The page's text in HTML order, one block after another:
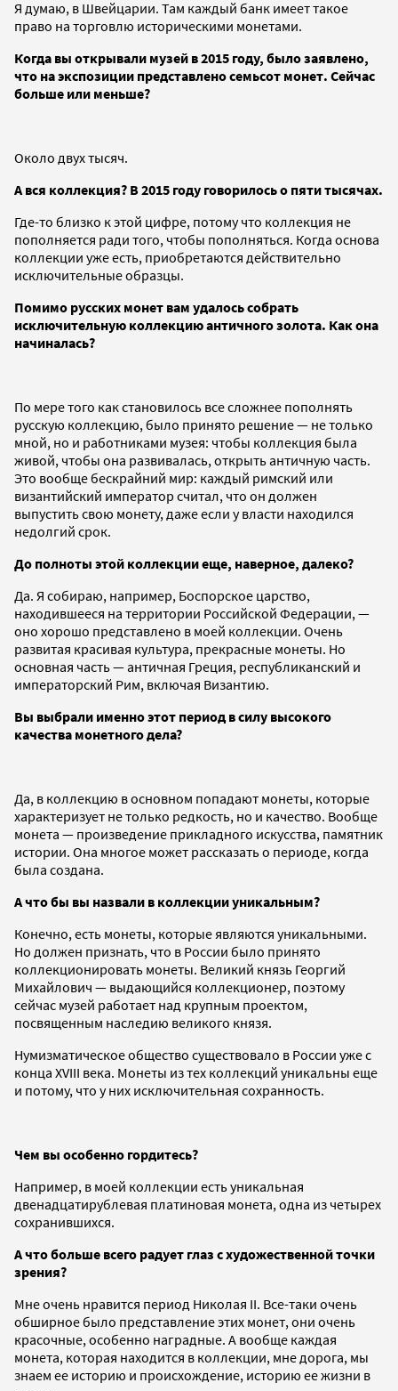
Я думаю, в Швейцарии. Там каждый банк имеет такое
право на торговлю историческими монетами.
Когда вы открывали музей в 2015 году, было заявлено,
что на экспозиции представлено семьсот монет. Сейчас
больше или меньше?
Около двух тысяч.
А вся коллекция? В 2015 году говорилось о пяти тысячах.
Где-то близко к этой цифре, потому что коллекция не
пополняется ради того, чтобы пополняться. Когда основа
коллекции уже есть, приобретаются действительно
исключительные образцы.
Помимо русских монет вам удалось собрать
исключительную коллекцию античного золота. Как она
начиналась?
По мере того как становилось все сложнее пополнять
русскую коллекцию, было принято решение — не только
мной, но и работниками музея: чтобы коллекция была
живой, чтобы она развивалась, открыть античную часть.
Это вообще бескрайний мир: каждый римский или
византийский император считал, что он должен
выпустить свою монету, даже если у власти находился
недолгий срок.
До полноты этой коллекции еще, наверное, далеко?
Да. Я собираю, например, Боспорское царство,
находившееся на территории Российской Федерации, —
оно хорошо представлено в моей коллекции. Очень
развитая красивая культура, прекрасные монеты. Но
основная часть — античная Греция, республиканский и
императорский Рим, включая Византию.
Вы выбрали именно этот период в силу высокого
качества монетного дела?
Да, в коллекцию в основном попадают монеты, которые
характеризует не только редкость, но и качество. Вообще
монета — произведение прикладного искусства, памятник
истории. Она многое может рассказать о периоде, когда
была создана.
А что бы вы назвали в коллекции уникальным?
Конечно, есть монеты, которые являются уникальными.
Но должен признать, что в России было принято
коллекционировать монеты. Великий князь Георгий
Михайлович — выдающийся коллекционер, поэтому
сейчас музей работает над крупным проектом,
посвященным наследию великого князя.
Нумизматическое общество существовало в России уже с
конца XVIII века. Монеты из тех коллекций уникальны еще
и потому, что у них исключительная сохранность.
Чем вы особенно гордитесь?
Например, в моей коллекции есть уникальная
двенадцатирублевая платиновая монета, одна из четырех
сохранившихся.
А что больше всего радует глаз с художественной точки
зрения?
Мне очень нравится период Николая II. Все-таки очень
обширное было представление этих монет, они очень
красочные, особенно наградные. А вообще каждая
монета, которая находится в коллекции, мне дорога, мы
знаем ее историю и происхождение, историю ее жизни в